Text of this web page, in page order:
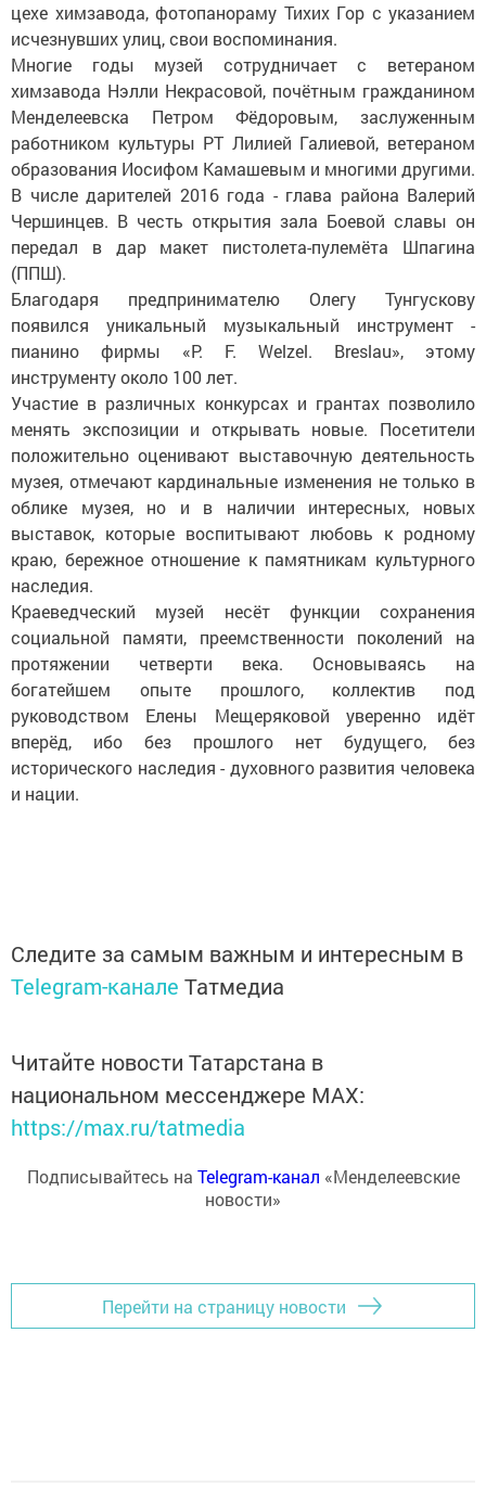
цехе химзавода, фотопанораму Тихих Гор с указанием
исчезнувших улиц, свои воспоминания.
Многие годы музей сотрудничает с ветераном
химзавода Нэлли Некрасовой, почётным гражданином
Менделеевска Петром Фёдоровым, заслуженным
работником культуры РТ Лилией Галиевой, ветераном
образования Иосифом Камашевым и многими другими.
В числе дарителей 2016 года - глава района Валерий
Чершинцев. В честь открытия зала Боевой славы он
передал в дар макет пистолета-пулемёта Шпагина
(ППШ).
Благодаря предпринимателю Олегу Тунгускову
появился уникальный музыкальный инструмент -
пианино фирмы «P. F. Welzel. Breslau», этому
инструменту около 100 лет.
Участие в различных конкурсах и грантах позволило
менять экспозиции и открывать новые. Посетители
положительно оценивают выставочную деятельность
музея, отмечают кардинальные изменения не только в
облике музея, но и в наличии интересных, новых
выставок, которые воспитывают любовь к родному
краю, бережное отношение к памятникам культурного
наследия.
Краеведческий музей несёт функции сохранения
социальной памяти, преемственности поколений на
протяжении четверти века. Основываясь на
богатейшем опыте прошлого, коллектив под
руководством Елены Мещеряковой уверенно идёт
вперёд, ибо без прошлого нет будущего, без
исторического наследия - духовного развития человека
и нации.
Следите за самым важным и интересным в
Telegram-канале Татмедиа
Читайте новости Татарстана в
национальном мессенджере MАХ:
https://max.ru/tatmedia
Подписывайтесь на Telegram-канал «Менделеевские
новости»
Перейти на страницу новости